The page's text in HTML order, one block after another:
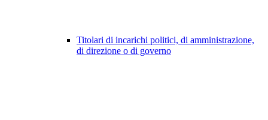
Titolari di incarichi politici, di amministrazione,
di direzione o di governo